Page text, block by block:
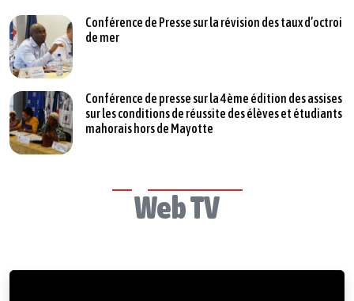
Conférence de Presse sur la révision des taux d’octroi
de mer
Conférence de presse sur la 4ème édition des assises
sur les conditions de réussite des élèves et étudiants
mahorais hors de Mayotte
Web TV